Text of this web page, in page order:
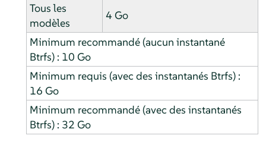
Tous les
modèles
4 Go
Minimum recommandé (aucun instantané
Btrfs) : 10 Go
Minimum requis (avec des instantanés Btrfs) :
16 Go
Minimum recommandé (avec des instantanés
Btrfs) : 32 Go